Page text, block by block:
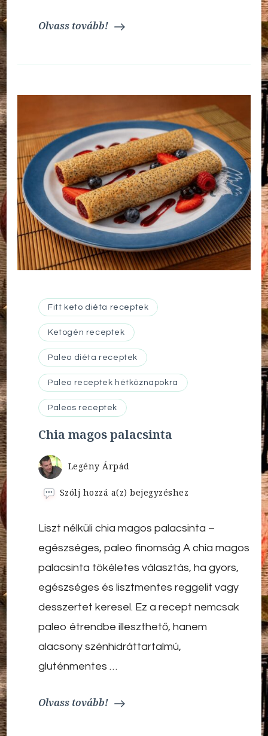
Olvass tovább!
Fitt keto diéta receptek
Ketogén receptek
Paleo diéta receptek
Paleo receptek hétköznapokra
Paleos receptek
Chia magos palacsinta
Legény Árpád
Szólj hozzá a(z)Chia
bejegyzéshez
Liszt nélküli chia magos palacsinta –
egészséges, paleo finomság A chia magos
palacsinta tökéletes választás, ha gyors,
egészséges és lisztmentes reggelit vagy
desszertet keresel. Ez a recept nemcsak
paleo étrendbe illeszthető, hanem
alacsony szénhidráttartalmú,
gluténmentes …
Olvass tovább!